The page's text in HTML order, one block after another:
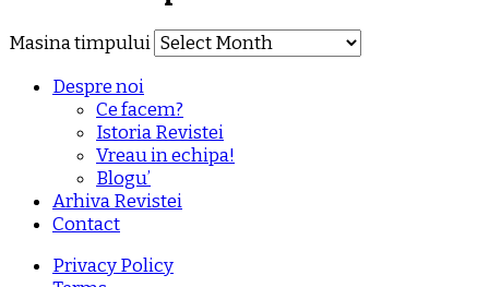
Masina timpului
Despre noi
Ce facem?
Istoria Revistei
Vreau in echipa!
Blogu’
Arhiva Revistei
Contact
Privacy Policy